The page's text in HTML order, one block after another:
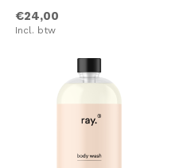
€24,00
Incl. btw